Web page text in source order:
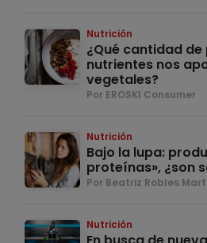
Nutrición
¿Qué cantidad
nutrientes nos
vegetales?
Por EROSKI Consumer
Nutrición
Bajo la lupa:
proteínas», ¿son
Por Beatriz Robles
Nutrición